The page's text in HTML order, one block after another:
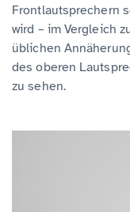
Frontlautsprechern
wird – im Vergleich
üblichen
des oberen
zu sehen.